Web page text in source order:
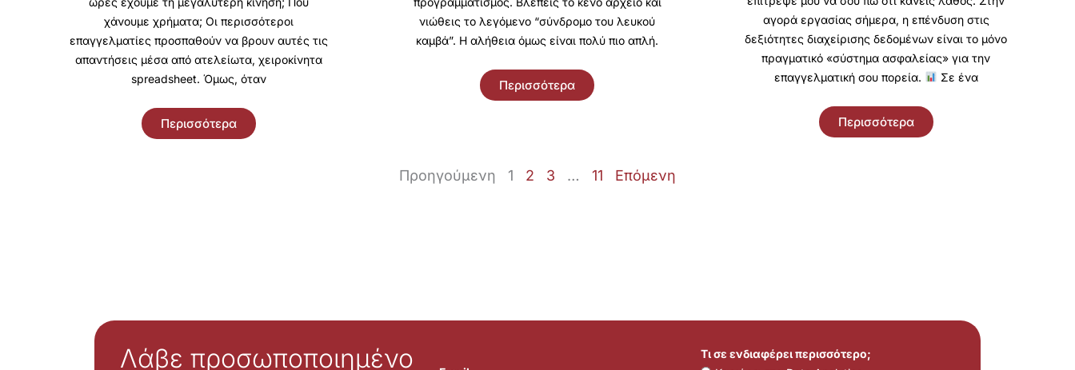
χάνουμε χρήματα; Οι περισσότεροι
επαγγελματίες προσπαθούν να βρουν αυτές τις
απαντήσεις μέσα από ατελείωτα, χειροκίνητα
spreadsheet. Όμως, όταν
Περισσότερα
νιώθεις το λεγόμενο “σύνδρομο του λευκού
καμβά”. Η αλήθεια όμως είναι πολύ πιο απλή.
Περισσότερα
αγορά εργασίας σήμερα, η επένδυση στις
δεξιότητες διαχείρισης δεδομένων είναι το μόνο
πραγματικό «σύστημα ασφαλείας» για την
επαγγελματική σου πορεία.
Σε ένα
Περισσότερα
Προηγούμενη 1 2 3 … 11 Επόμενη
Λάβε προσωποποιημένο
Τι σε ενδιαφέρει περισσότερο;